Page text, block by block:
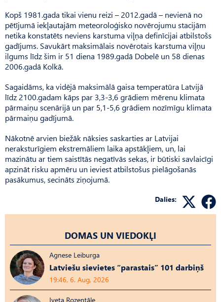
Kopš 1981.gada tikai vienu reizi – 2012.gadā – nevienā no
pētījumā iekļautajām meteoroloģisko novērojumu stacijām
netika konstatēts neviens karstuma viļņa definīcijai atbilstošs
gadījums. Savukārt maksimālais novērotais karstuma viļņu
ilgums līdz šim ir 51 diena 1989.gadā Dobelē un 58 dienas
2006.gadā Kolkā.
Sagaidāms, ka vidējā maksimālā gaisa temperatūra Latvijā
līdz 2100.gadam kāps par 3,3-3,6 grādiem mērenu klimata
pārmaiņu scenārijā un par 5,1-5,6 grādiem nozīmīgu klimata
pārmaiņu gadījumā.
Nākotnē arvien biežāk nāksies saskarties ar Latvijai
neraksturīgiem ekstremāliem laika apstākļiem, un, lai
mazinātu ar tiem saistītās negatīvās sekas, ir būtiski savlaicīgi
apzināt risku apmēru un ieviest atbilstošus pielāgošanās
pasākumus, secināts ziņojumā.
Dalies:
DOMAS UN VIEDOKĻI
Agnese Leiburga
Latviešu sievietes “parastais” 101 darbiņš
19:46, 6. Aug, 2026
Iveta Rozentāle